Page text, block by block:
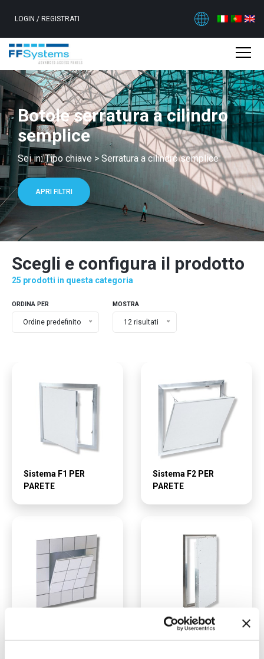
LOGIN / REGISTRATI
Botole serratura a cilindro
semplice
Sei in:Tipo chiave > Serratura a cilindro semplice
APRI FILTRI
Scegli e configura il prodotto
25 prodotti in questa categoria
ORDINA PER
Ordine predefinito
MOSTRA
12 risultati
Sistema F1 PER
PARETE
Sistema F2 PER
PARETE
Sistema JA